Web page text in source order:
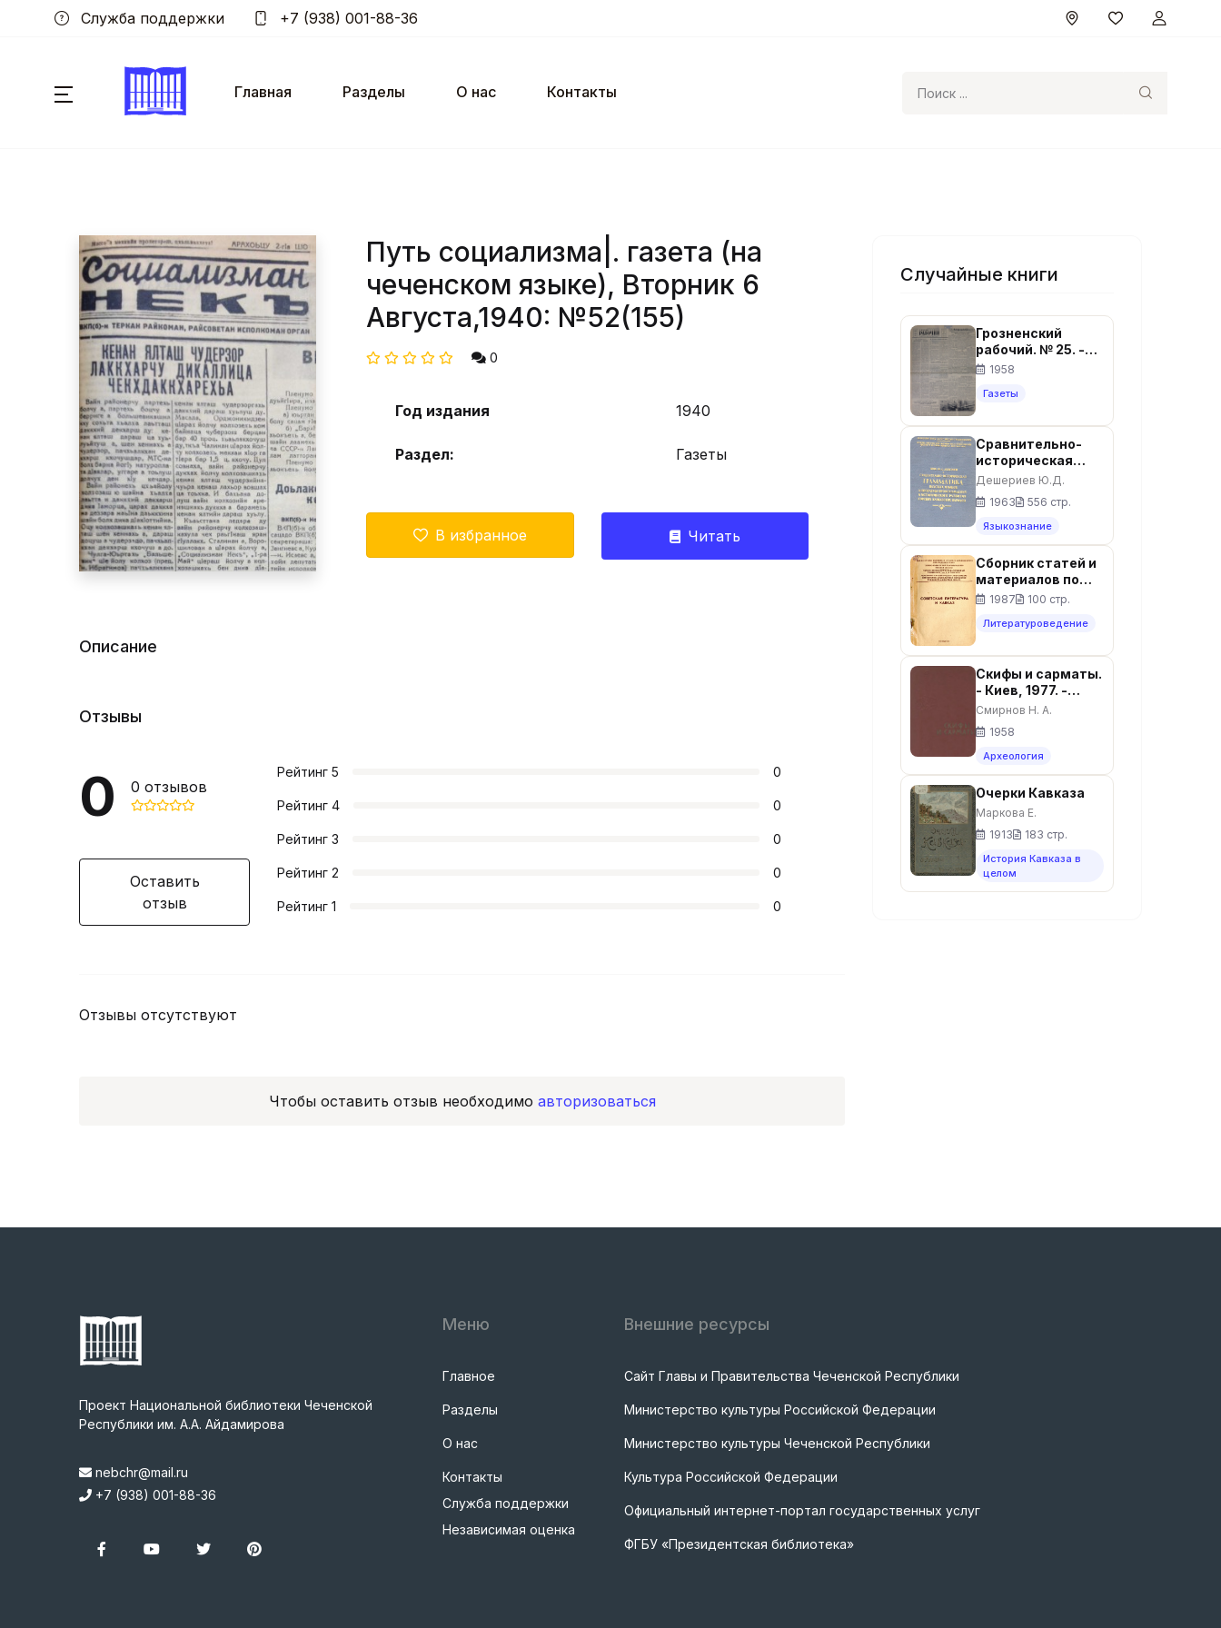
Служба поддержки +7 (938) 001-88-36
Главная Разделы О нас
Контакты
Путь социализма|. газета (на
чеченском языке), Вторник 6
Августа,1940: №52(155)
0
Год издания 1940
Раздел: Газеты
В избранное Читать
Описание
Отзывы
0 0 отзывов
Оставить
отзыв
Рейтинг5 0
Рейтинг4 0
Рейтинг3 0
Рейтинг2 0
Рейтинг1 0
Отзывы отсутствуют
Чтобы оставить отзыв необходимо авторизоваться
Случайные книги
Грозненский
рабочий. № 25. -
Грозный, 1958. - 4
1958
Газеты
Сравнительно-
историческая
грамматика
нахских языков и
проблемы
происхождения и
исторического
развития горских
кавказских
народов
Дешериев Ю.Д.
1963
556 стр.
Языкознание
Сборник статей и
материалов по
вопросам
языкознания.
Выпуск 2.
Языкознание.
Сборник статей и
материалов
1987 100 стр.
Литературоведение
Скифы и сарматы.
- Киев, 1977. -
231с.
Смирнов Н. А.
1958
Археология
Очерки Кавказа
Маркова Е.
1913
183 стр.
История Кавказа в
целом
Проект Национальной библиотеки Чеченской
Республики им. А.А. Айдамирова
nebchr@mail.ru
+7 (938) 001-88-36
Меню
Главное
Разделы
О нас
Контакты
Служба поддержки
Независимая оценка
Внешние ресурсы
Сайт Главы и Правительства Чеченской Республики
Министерство культуры Российской Федерации
Министерство культуры Чеченской Республики
Культура Российской Федерации
Официальный интернет-портал государственных услуг
ФГБУ «Президентская библиотека»